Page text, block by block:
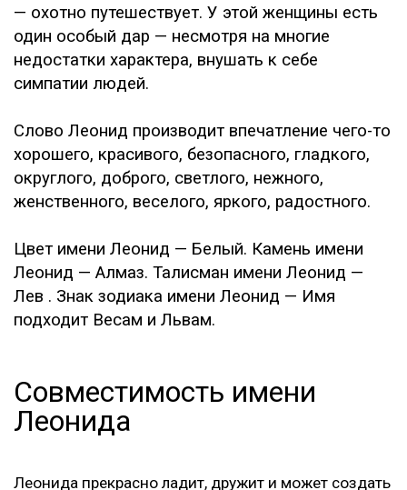
— охотно путешествует. У этой женщины есть
один особый дар — несмотря на многие
недостатки характера, внушать к себе
симпатии людей.
Слово Леонид производит впечатление чего-то
хорошего, красивого, безопасного, гладкого,
округлого, доброго, светлого, нежного,
женственного, веселого, яркого, радостного.
Цвет имени Леонид — Белый. Камень имени
Леонид — Алмаз. Талисман имени Леонид —
Лев . Знак зодиака имени Леонид — Имя
подходит Весам и Львам.
Совместимость имени
Леонида
Леонида прекрасно ладит, дружит и может создать